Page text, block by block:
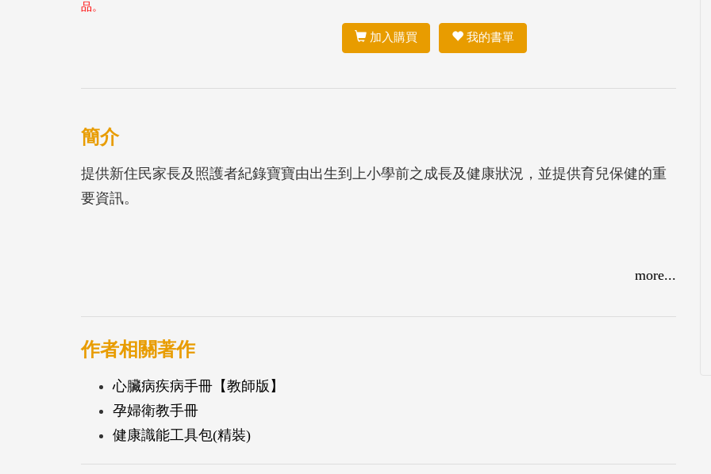
品。
加入購買 我的書單
簡介
提供新住民家長及照護者紀錄寶寶由出生到上小學前之成長及健康狀況，並提供育兒保健的重
要資訊。
more...
作者相關著作
心臟病疾病手冊【教師版】
孕婦衛教手冊
健康識能工具包(精裝)